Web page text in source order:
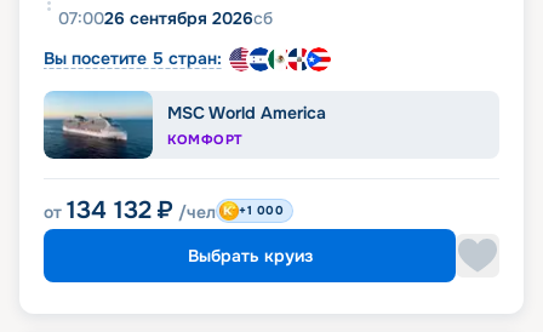
07:0026 сентября 2026сб
Вы посетите 5 стран:
MSC World America
КОМФОРТ
от 134 132 ₽ /чел +1 000
Выбрать круиз